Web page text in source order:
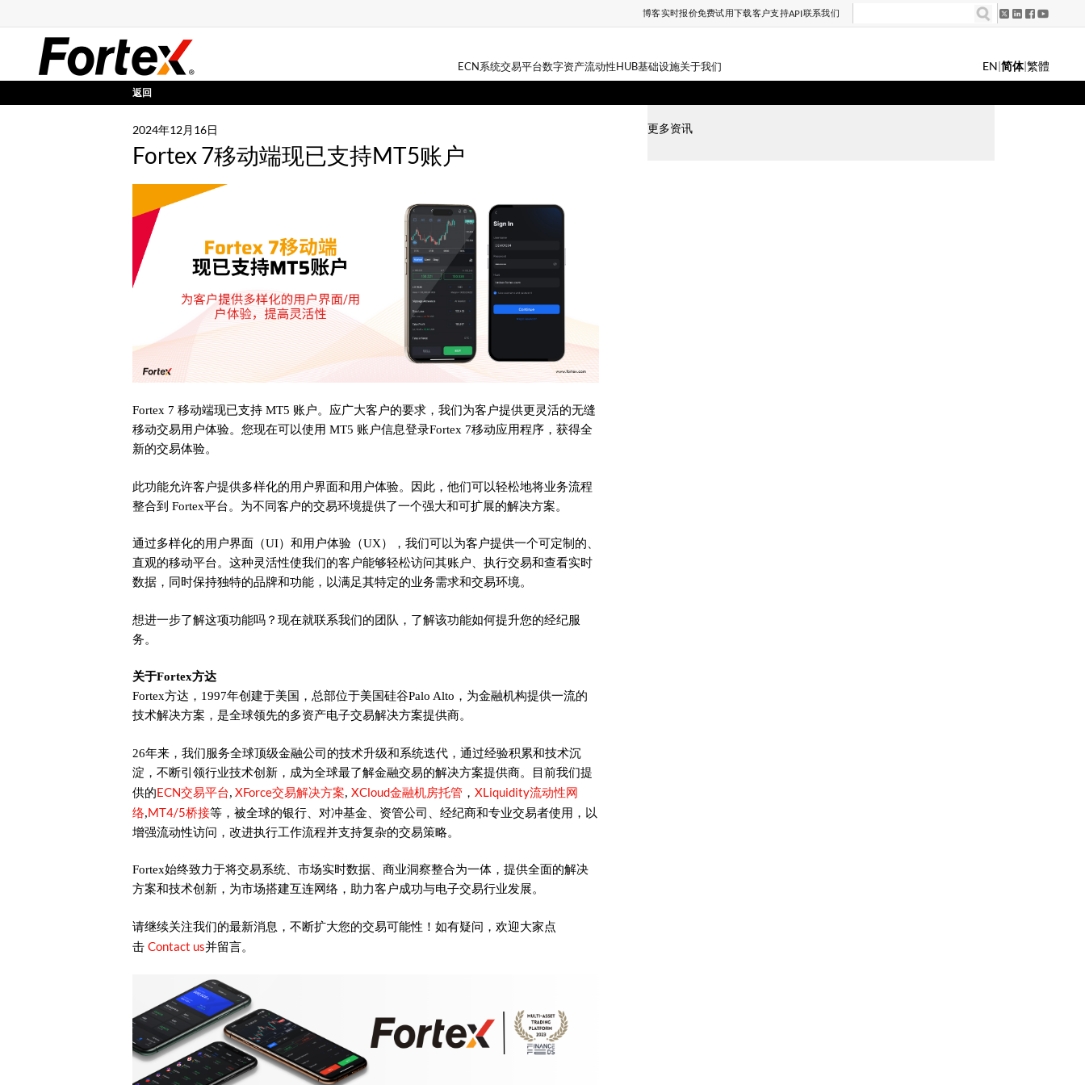
博客实时报价免费试用下载客户支持API联系我们
ECN系统交易平台数字资产流动性HUB基础设施关于我们 EN|简体|繁體
返回
2024年12月16日
Fortex 7移动端现已支持MT5账户
Fortex 7 移动端现已支持 MT5 账户。应广大客户的要求，我们为客户提供更灵活的无缝
移动交易用户体验。您现在可以使用 MT5 账户信息登录Fortex 7移动应用程序，获得全
新的交易体验。
此功能允许客户提供多样化的用户界面和用户体验。因此，他们可以轻松地将业务流程
整合到 Fortex平台。为不同客户的交易环境提供了一个强大和可扩展的解决方案。
通过多样化的用户界面（UI）和用户体验（UX），我们可以为客户提供一个可定制的、
直观的移动平台。这种灵活性使我们的客户能够轻松访问其账户、执行交易和查看实时
数据，同时保持独特的品牌和功能，以满足其特定的业务需求和交易环境。
想进一步了解这项功能吗？现在就联系我们的团队，了解该功能如何提升您的经纪服
务。
关于Fortex方达
Fortex方达，1997年创建于美国，总部位于美国硅谷Palo Alto，为金融机构提供一流的
技术解决方案，是全球领先的多资产电子交易解决方案提供商。
26年来，我们服务全球顶级金融公司的技术升级和系统迭代，通过经验积累和技术沉
淀，不断引领行业技术创新，成为全球最了解金融交易的解决方案提供商。目前我们提
供的ECN交易平台, XForce交易解决方案, XCloud金融机房托管 ， XLiquidity流动性网
络,MT4/5桥接等，被全球的银行、对冲基金、资管公司、经纪商和专业交易者使用，以
增强流动性访问，改进执行工作流程并支持复杂的交易策略。
Fortex始终致力于将交易系统、市场实时数据、商业洞察整合为一体，提供全面的解决
方案和技术创新，为市场搭建互连网络，助力客户成功与电子交易行业发展。
请继续关注我们的最新消息，不断扩大您的交易可能性！如有疑问，欢迎大家点
击 Contact us并留言。
更多资讯